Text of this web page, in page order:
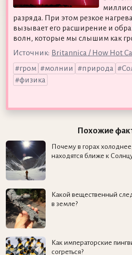
разряда. При этом резкое
вызывает его расширение и
волн, которые мы слышим как
Источник: Britannica / How Hot
гром
молнии природа
физика
Похожие
Почему в горах
находятся ближе к
Какой вещественный
в земле?
Как императорские
согреться?